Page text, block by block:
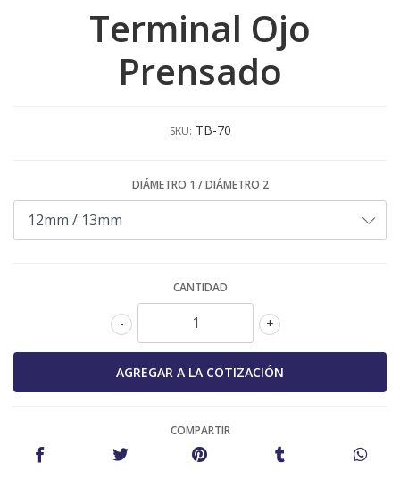
Terminal Ojo
Prensado
SKU: TB-70
DIÁMETRO 1 / DIÁMETRO 2
CANTIDAD
+
-
COMPARTIR